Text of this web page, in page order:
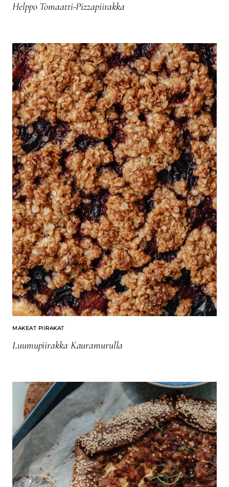
Helppo Tomaatti-Pizzapiirakka
MAKEAT PIIRAKAT
Luumupiirakka Kauramurulla